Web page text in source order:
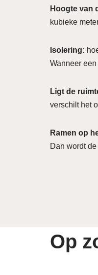
Hoogte van
kubieke
Isolering:
Wanneer
Ligt de
verschilt het
Ramen op
Dan wordt
Op